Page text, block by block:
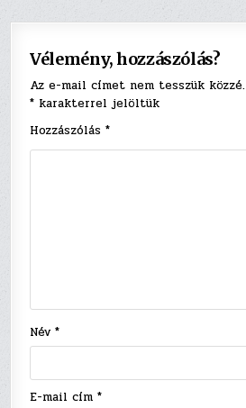
Vélemény, hozzászólás?
Az e-mail címet nem tesszük közzé.
* karakterrel jelöltük
Hozzászólás*
Név*
E-mail cím*